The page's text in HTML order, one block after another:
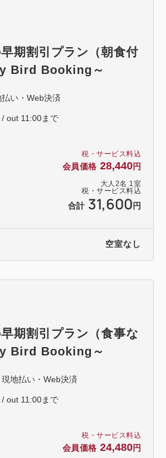
税・サービス料込
会員価格 28,440円
大人 2名 1 室
税・サービス料込
合計 31,600 円
期割引プラン（朝食付
Bird Booking～
払い・Web決済
out 11:00まで
空室なし
税・サービス料込
会員価格 24,480円
期割引プラン（食事な
Bird Booking～
現地払い・Web決済
out 11:00まで